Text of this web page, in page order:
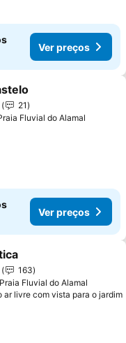
Ver preços
aos favoritos
21
Fluvial do Alamal
Ver preços
aos favoritos
163
Fluvial do Alamal
ar livre com vista para o jardim